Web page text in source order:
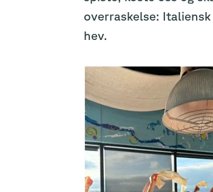
overraskelse:
hev.